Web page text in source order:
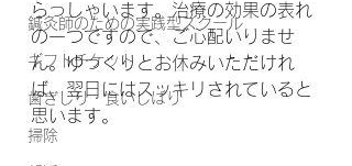
鍼灸師のための実践型スクール
ギフトチケット
歯ぎしり・食いしばり
掃除
らっしゃいます。治療の効果の表れ
の一つですので、ご心配いりませ
ん。ゆっくりとお休みいただけれ
ば、翌日にはスッキリされていると
思います。